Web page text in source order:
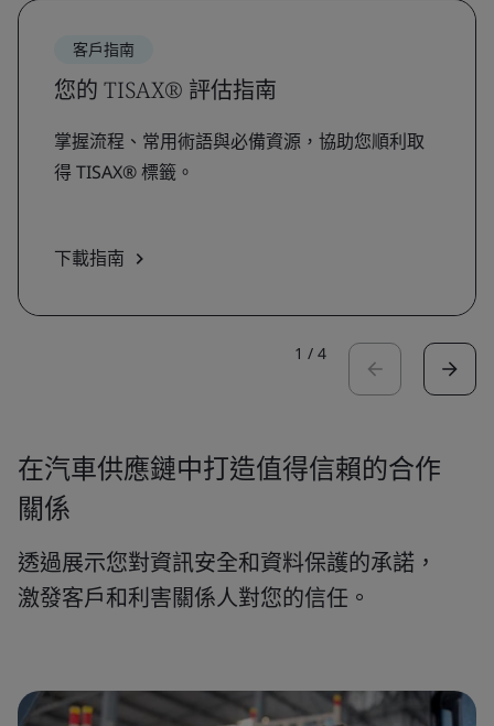
客戶指南
您的 TISAX® 評估指南
掌握流程、常用術語與必備資源，協助您順利取
得 TISAX® 標籤。
下載指南
1 / 4
在汽車供應鏈中打造值得信賴的合作
關係
透過展示您對資訊安全和資料保護的承諾，
激發客戶和利害關係人對您的信任。